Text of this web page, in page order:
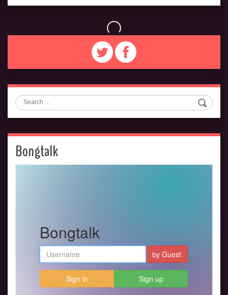
Search
Bongtalk